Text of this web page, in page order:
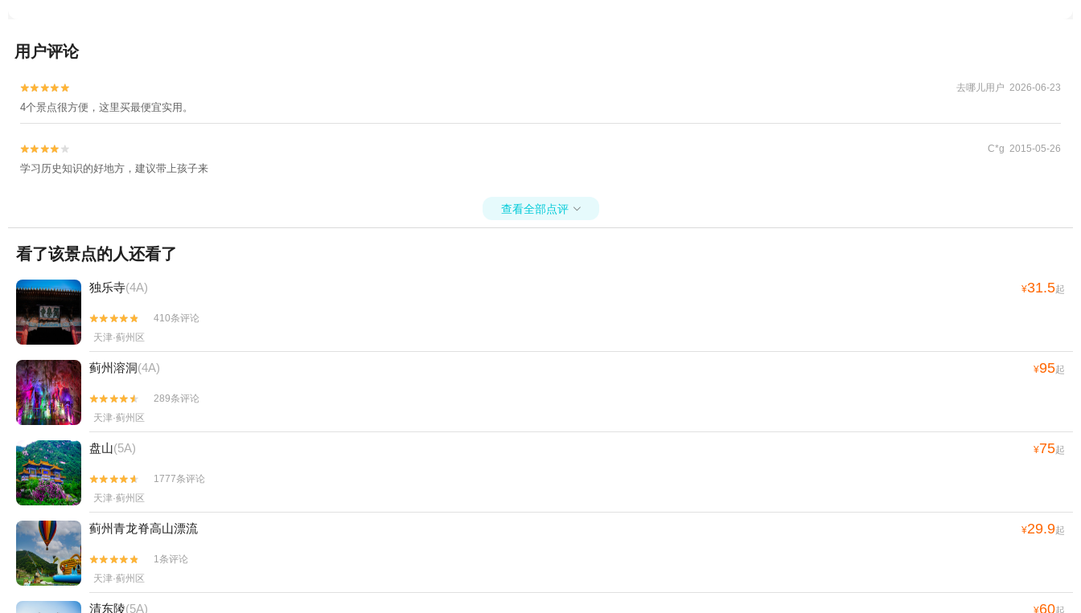
用户评论

 去哪儿用户 2026-06-23
4个景点很方便，这里买最便宜实用。

 C*g 2015-05-26
学习历史知识的好地方，建议带上孩子来
查看全部点评 
看了该景点的人还看了
独乐寺(4A) ¥31.5起


410条评论
天津·蓟州区
蓟州溶洞(4A) ¥95起


289条评论
天津·蓟州区
盘山(5A) ¥75起


1777条评论
天津·蓟州区
蓟州青龙脊高山漂流 ¥29.9起


1条评论
天津·蓟州区
清东陵(5A) ¥60起